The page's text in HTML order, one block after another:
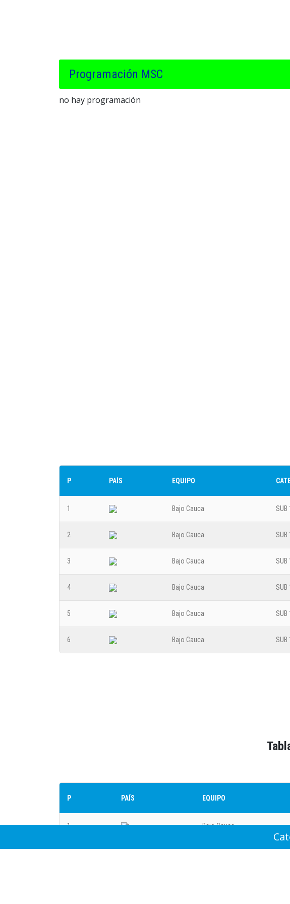
Programación MSC
no hay programación
P PAÍS EQUIPO
1 Bajo Cauca SUB
2 Bajo Cauca SUB
3 Bajo Cauca SUB
4 Bajo Cauca SUB
5 Bajo Cauca SUB
6 Bajo Cauca SUB
P PAÍS EQUIPO
1 Bajo Cauca